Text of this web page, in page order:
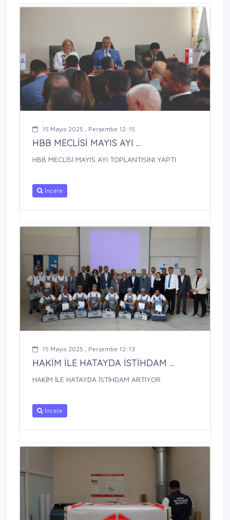
15 Mayıs 2025 , Perşembe 12:15
HBB MECLİSİ MAYIS AYI ...
HBB MECLİSİ MAYIS AYI TOPLANTISINI YAPTI
İncele
15 Mayıs 2025 , Perşembe 12:13
HAKİM İLE HATAYDA İSTİHDAM ...
HAKİM İLE HATAYDA İSTİHDAM ARTIYOR
İncele